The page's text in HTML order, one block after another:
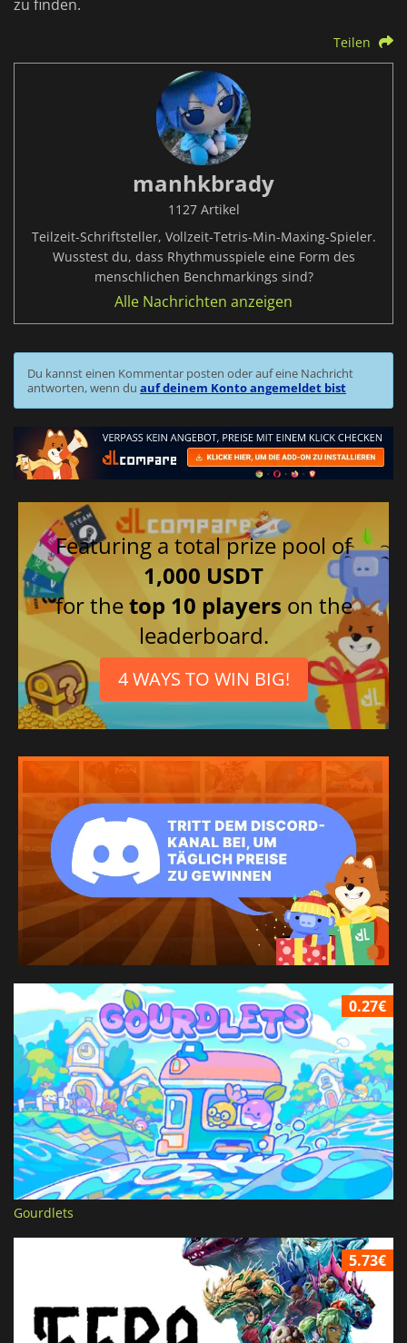
zu finden.
Teilen
manhkbrady
1127 Artikel
Teilzeit-Schriftsteller, Vollzeit-Tetris-Min-Maxing-Spieler.
Wusstest du, dass Rhythmusspiele eine Form des
menschlichen Benchmarkings sind?
Alle Nachrichten anzeigen
Du kannst einen Kommentar posten oder auf eine Nachricht
antworten, wenn du auf deinem Konto angemeldet bist
Featuring a total prize pool of
1,000 USDT
for thetop 10 players on the
leaderboard.
4 WAYS TO WIN BIG!
0.27€
Gourdlets
5.73€